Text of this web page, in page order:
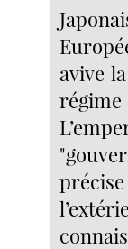
avive